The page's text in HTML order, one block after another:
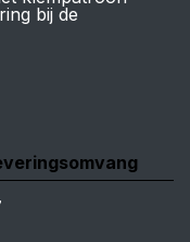
bij de